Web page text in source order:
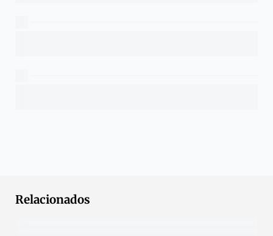
Relacionados